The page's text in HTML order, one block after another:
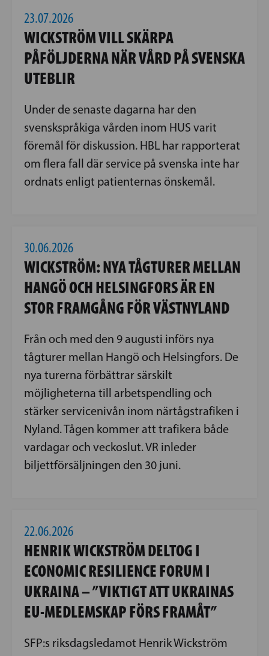
23.07.2026
WICKSTRÖM VILL SKÄRPA
PÅFÖLJDERNA NÄR VÅRD PÅ SVENSKA
UTEBLIR
Under de senaste dagarna har den
svenskspråkiga vården inom HUS varit
föremål för diskussion. HBL har rapporterat
om flera fall där service på svenska inte har
ordnats enligt patienternas önskemål.
30.06.2026
WICKSTRÖM: NYA TÅGTURER MELLAN
HANGÖ OCH HELSINGFORS ÄR EN
STOR FRAMGÅNG FÖR VÄSTNYLAND
Från och med den 9 augusti införs nya
tågturer mellan Hangö och Helsingfors. De
nya turerna förbättrar särskilt
möjligheterna till arbetspendling och
stärker servicenivån inom närtågstrafiken i
Nyland. Tågen kommer att trafikera både
vardagar och veckoslut. VR inleder
biljettförsäljningen den 30 juni.
22.06.2026
HENRIK WICKSTRÖM DELTOG I
ECONOMIC RESILIENCE FORUM I
UKRAINA – ”VIKTIGT ATT UKRAINAS
EU-MEDLEMSKAP FÖRS FRAMÅT”
SFP:s riksdagsledamot Henrik Wickström